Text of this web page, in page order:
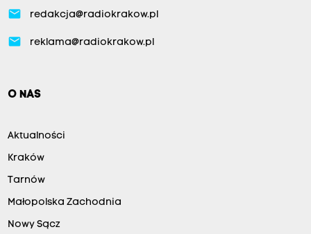
email redakcja@radiokrakow.pl
email reklama@radiokrakow.pl
O NAS
Aktualności
Kraków
Tarnów
Małopolska Zachodnia
Nowy Sącz